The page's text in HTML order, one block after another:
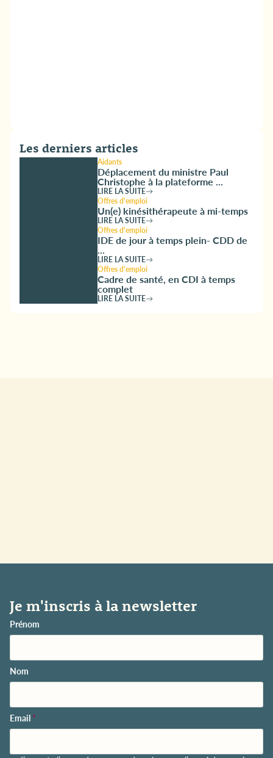
Les derniers articles
Aidants
Déplacement du ministre Paul
Christophe à la plateforme ...
LIRE LA SUITE
Offres d'emploi
Un(e) kinésithérapeute à mi-temps
LIRE LA SUITE
Offres d'emploi
IDE de jour à temps plein- CDD de
...
LIRE LA SUITE
Offres d'emploi
Cadre de santé, en CDI à temps
complet
LIRE LA SUITE
Je m'inscris à la newsletter
Prénom
Nom
Email *